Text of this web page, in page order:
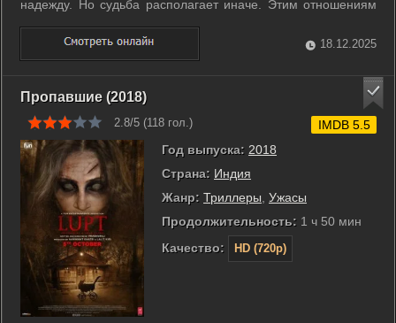
надежду. Но судьба располагает иначе. Этим отношениям
предстоит столкнуться с непредвидёнными изменениями. ...
18.12.2025
Пропавшие (2018)
2.8/5 (118 гол.)
Год выпуска: 2018
Страна: Индия
Жанр: Триллеры Ужасы
Продолжительность: 1 ч 50 мин
Качество:
HD (720p)
IMDB 5.5